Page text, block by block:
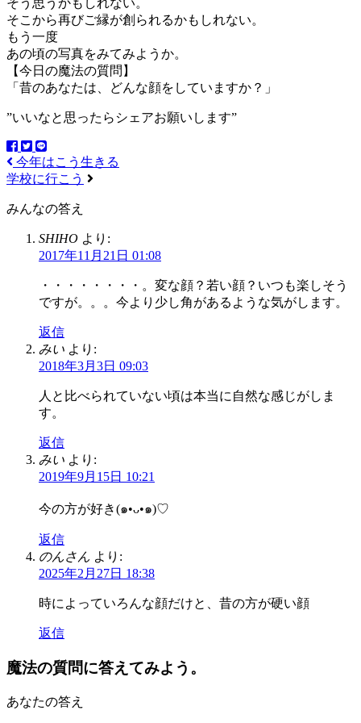
そう思うかもしれない。
そこから再びご縁が創られるかもしれない。
もう一度
あの頃の写真をみてみようか。
【今日の魔法の質問】
「昔のあなたは、どんな顔をしていますか？」
”いいなと思ったらシェアお願いします”
今年はこう生きる
学校に行こう
みんなの答え
SHIHO より:
2017年11月21日 01:08
・・・・・・・・。変な顔？若い顔？いつも楽しそう
ですが。。。今より少し角があるような気がします。
返信
みい より:
2018年3月3日 09:03
人と比べられていない頃は本当に自然な感じがしま
す。
返信
みい より:
2019年9月15日 10:21
今の方が好き(๑•ᴗ•๑)♡
返信
のんさん より:
2025年2月27日 18:38
時によっていろんな顔だけと、昔の方が硬い顔
返信
魔法の質問に答えてみよう。
あなたの答え